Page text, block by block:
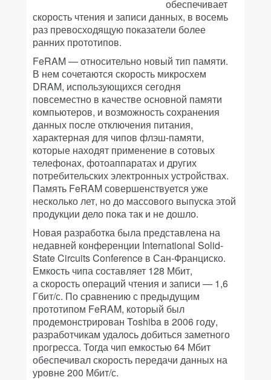
обеспечивает
скорость чтения и записи данных, в восемь
раз превосходящую показатели более
ранних прототипов.
FeRAM — относительно новый тип памяти.
В нем сочетаются скорость микросхем
DRAM, использующихся сегодня
повсеместно в качестве основной памяти
компьютеров, и возможность сохранения
данных после отключения питания,
характерная для чипов флэш-памяти,
которые находят применение в сотовых
телефонах, фотоаппаратах и других
потребительских электронных устройствах.
Память FeRAM совершенствуется уже
несколько лет, но до массового выпуска этой
продукции дело пока так и не дошло.
Новая разработка была представлена на
недавней конференции International Solid-
State Circuits Conference в Сан-Франциско.
Емкость чипа составляет 128 Мбит,
а скорость операций чтения и записи — 1,6
Гбит/с. По сравнению с предыдущим
прототипом FeRAM, который был
продемонстрирован Toshiba в 2006 году,
разработчикам удалось добиться заметного
прогресса. Тогда чип емкостью 64 Мбит
обеспечивал скорость передачи данных на
уровне 200 Мбит/с.